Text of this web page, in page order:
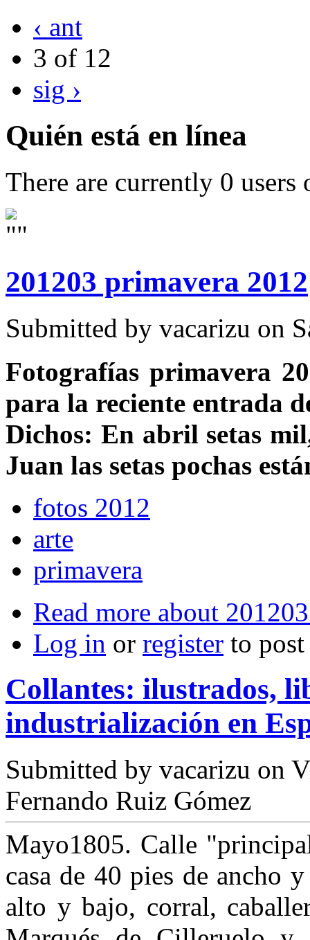
‹ ant
3 of 12
sig ›
Quién está en línea
There are currently 0 users
201203 primavera 2012
Submitted by vacarizu on
Fotografías primavera
para la reciente entrada
Dichos: En abril setas
Juan las setas pochas
fotos 2012
arte
primavera
Read more about
Log in or register to
Collantes: ilustrados,
industrialización en
Submitted by vacarizu on
Fernando Ruiz Gómez
Mayo1805. Calle
casa de 40 pies de ancho
alto y bajo, corral,